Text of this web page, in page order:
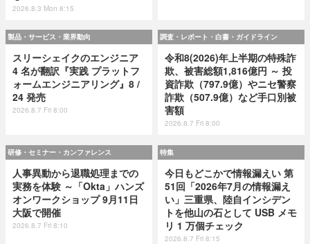
2026.8.3 Mon 8:15
製品・サービス・業界動向
スリーシェイクのエンジニア
4 名が翻訳『実践 プラットフ
ォームエンジニアリング』8 /
24 発売
2026.8.7 Fri 8:00
調査・レポート・白書・ガイドライン
令和8(2026)年上半期の特殊詐
欺、被害総額1,816億円 ～ 投
資詐欺（797.9億）やニセ警察
詐欺（507.9億）など手口別被
害額
2026.8.7 Fri 8:00
研修・セミナー・カンファレンス
人事異動から退職処理までの
実務を体験 ～「Okta」ハンズ
オンワークショップ 9月11日
大阪で開催
2026.8.7 Fri 8:10
特集
今日もどこかで情報漏えい 第
51回「2026年7月の情報漏え
い」三重県、陸自インシデン
トを他山の石として USB メモ
リ 1 万個チェック
2026.8.7 Fri 8:15